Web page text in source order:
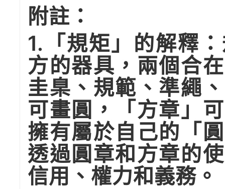
附註：
1.「規矩」的解釋
方的器具，兩個合
圭臬、規範、準繩
可畫圓，「方章」
擁有屬於自己的「
透過圓章和方章的
信用、權力和義務。